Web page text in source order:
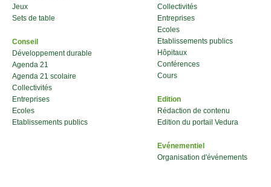
Jeux
Sets de table
Conseil
Développement durable
Agenda 21
Agenda 21 scolaire
Collectivités
Entreprises
Ecoles
Etablissements publics
Collectivités
Entreprises
Ecoles
Etablissements publics
Hôpitaux
Conférences
Cours
Edition
Rédaction de contenu
Edition du portail Vedura
Evénementiel
Organisation d'événements